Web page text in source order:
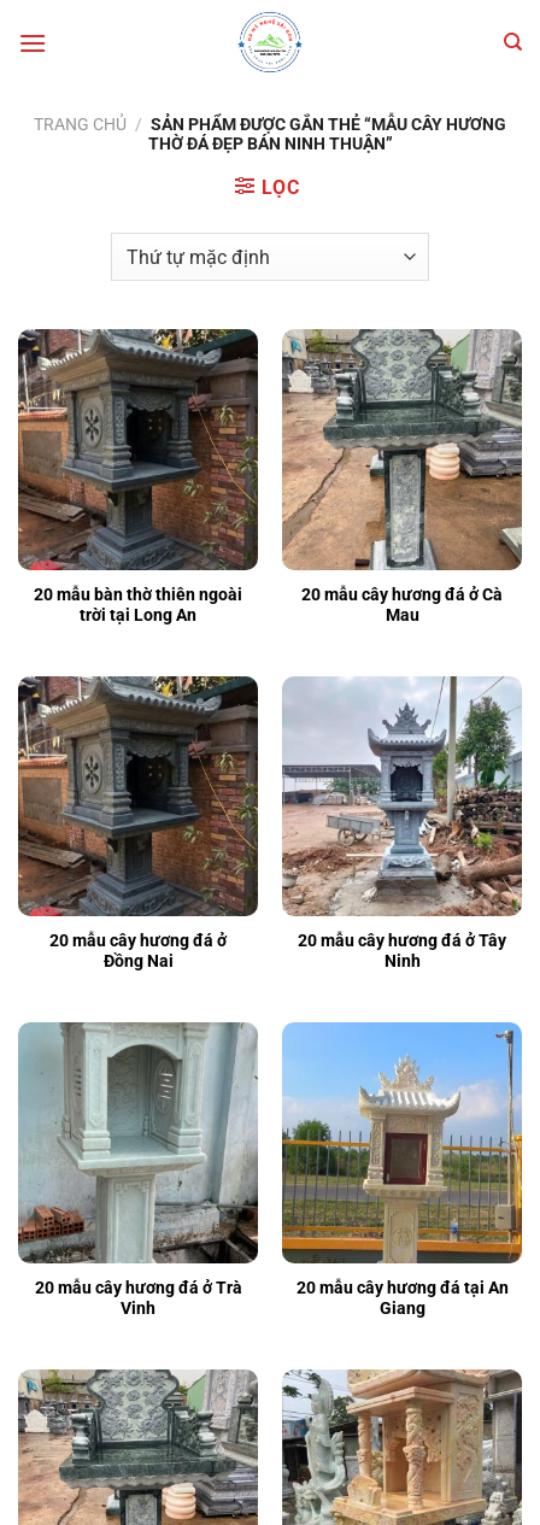
qua
TRANG CHỦ / SẢN PHẨM ĐƯỢC GẮN THẺ “MẪU CÂY HƯƠNG
THỜ ĐÁ ĐẸP BÁN NINH THUẬN”
LỌC
20 mẫu bàn thờ thiên ngoài
trời tại Long An
20 mẫu cây hương đá ở Cà
Mau
20 mẫu cây hương đá ở
Đồng Nai
20 mẫu cây hương đá ở Tây
Ninh
20 mẫu cây hương đá ở Trà
Vinh
20 mẫu cây hương đá tại An
Giang